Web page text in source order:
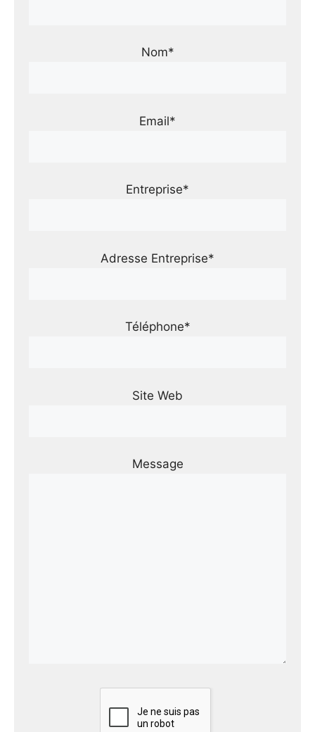
Nom*
Email*
Entreprise*
Adresse Entreprise*
Téléphone*
Site Web
Message